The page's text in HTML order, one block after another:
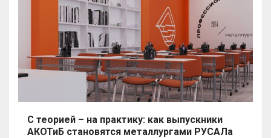
С теорией – на практику: как выпускники
АКОТиБ становятся металлургами РУСАЛа